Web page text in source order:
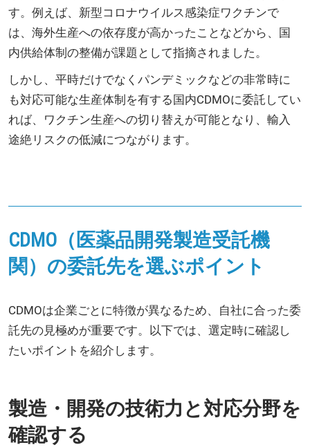
す。例えば、新型コロナウイルス感染症ワクチンで
は、海外生産への依存度が高かったことなどから、国
内供給体制の整備が課題として指摘されました。
しかし、平時だけでなくパンデミックなどの非常時に
も対応可能な生産体制を有する国内CDMOに委託してい
れば、ワクチン生産への切り替えが可能となり、輸入
途絶リスクの低減につながります。
CDMO（医薬品開発製造受託機
関）の委託先を選ぶポイント
CDMOは企業ごとに特徴が異なるため、自社に合った委
託先の見極めが重要です。以下では、選定時に確認し
たいポイントを紹介します。
製造・開発の技術力と対応分野を
確認する